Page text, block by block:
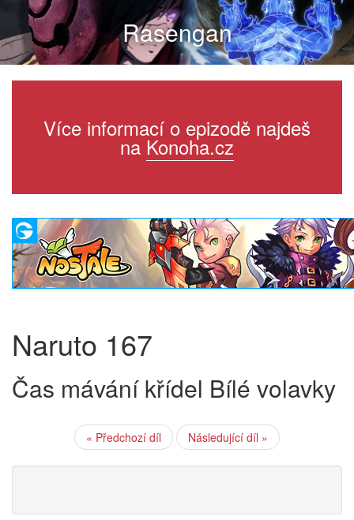
Rasengan
Více informací o epizodě najdeš
na Konoha.cz
Naruto 167
Čas mávání křídel Bílé volavky
« Předchozí díl Následující díl »